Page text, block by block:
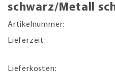
schwarz/Metall
Artikelnummer:
Lieferzeit:
Lieferkosten: